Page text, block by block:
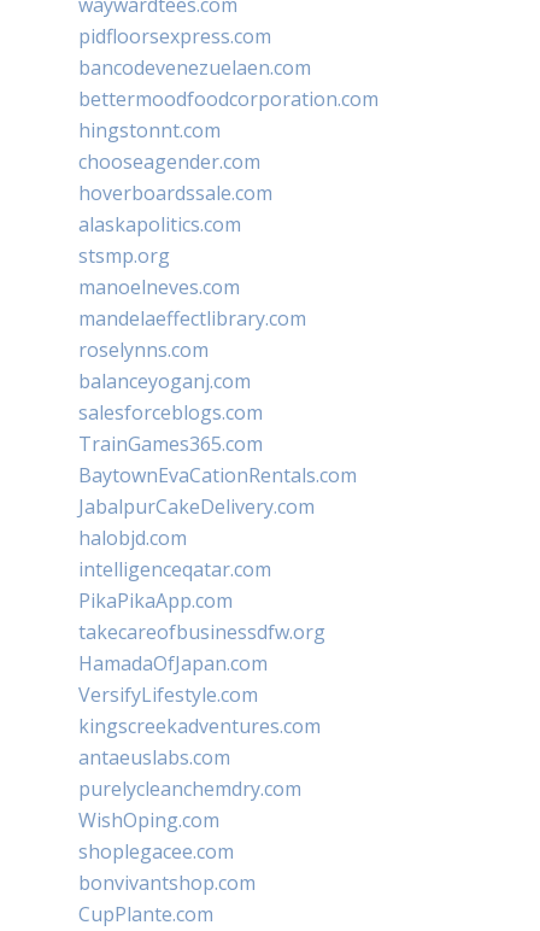
pidfloorsexpress.com
bancodevenezuelaen.com
bettermoodfoodcorporation.com
hingstonnt.com
chooseagender.com
hoverboardssale.com
alaskapolitics.com
stsmp.org
manoelneves.com
mandelaeffectlibrary.com
roselynns.com
balanceyoganj.com
salesforceblogs.com
TrainGames365.com
BaytownEvaCationRentals.com
JabalpurCakeDelivery.com
halobjd.com
intelligenceqatar.com
PikaPikaApp.com
takecareofbusinessdfw.org
HamadaOfJapan.com
VersifyLifestyle.com
kingscreekadventures.com
antaeuslabs.com
purelycleanchemdry.com
WishOping.com
shoplegacee.com
bonvivantshop.com
CupPlante.com